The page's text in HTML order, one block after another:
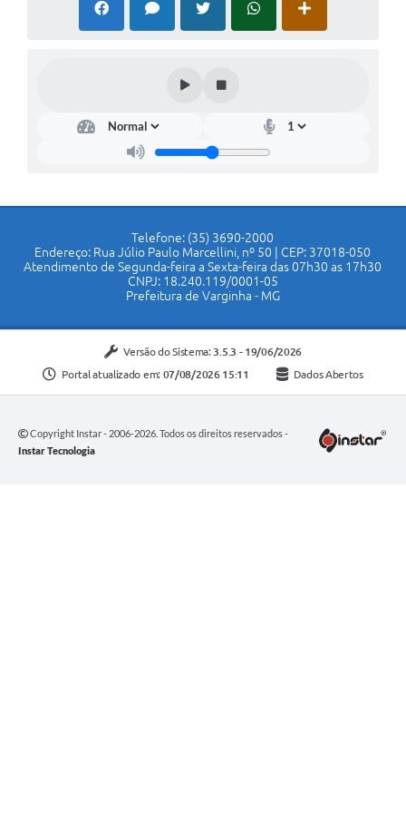
Telefone: (35) 3690-2000
Endereço: Rua Júlio Paulo Marcellini, nº 50 | CEP: 37018-050
Atendimento de Segunda-feira a Sexta-feira das 07h30 as 17h30
CNPJ: 18.240.119/0001-05
Prefeitura de Varginha - MG
Versão do Sistema: 3.5.3 - 19/06/2026
Portal atualizado em: 07/08/2026 15:11 Dados Abertos
Copyright Instar - 2006-2026. Todos os direitos reservados -
Instar Tecnologia